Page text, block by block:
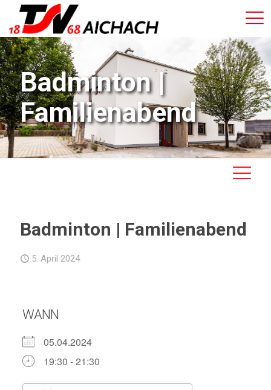
Badminton |
Familienabend
Badminton | Familienabend
5. April 2024
WANN
05.04.2024
19:30 - 21:30